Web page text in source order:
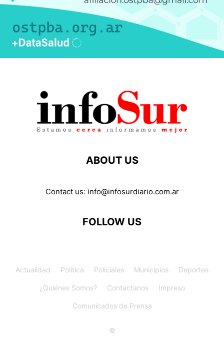
ABOUT US
Contact us: info@infosurdiario.com.ar
FOLLOW US
Actualidad Política Policiales Municipios Deportes
¿Quiénes Somos? Contactanos Impreso
Comunicados de Prensa
©